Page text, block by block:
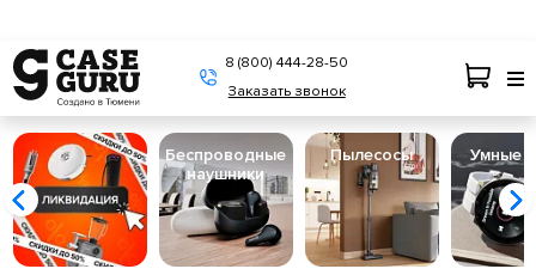
8 (800) 444-28-50
Заказать звонок
Беспроводные
наушники
Пылесосы Умные